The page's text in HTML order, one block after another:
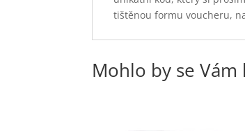
tištěnou formu voucheru,
Mohlo by se